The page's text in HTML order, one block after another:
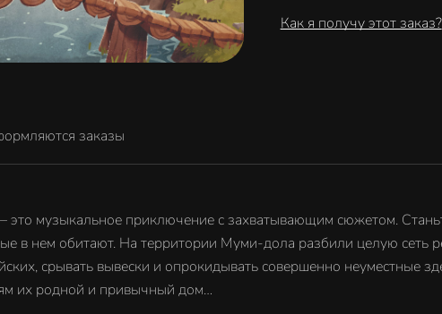
Как я получу этот заказ?
заказы
это музыкальное приключение с захватывающим сюжетом.
в нем обитают. На территории Муми-дола разбили целую
срывать вывески и опрокидывать совершенно неуместные
их родной и привычный дом…